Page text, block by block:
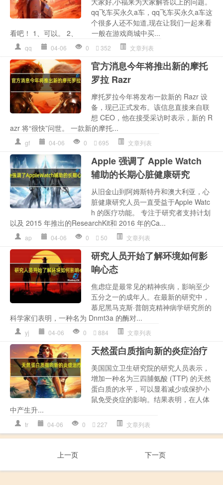
qq飞车买永久a车，qq飞车买永久a车这
个很多人还不知道,现在让我们一起来看
看吧！ 1、可以。 2、 一般在游戏商城中买...
qq 04-06 0 352 文章列表
官方消息今年将推出新的摩托
罗拉 Razr
摩托罗拉今年将发布一款新的 Razr 设
备，现已正式发布。该信息直接来自联
想 CEO，他在接受采访时表示，新的 R
azr 将“很快”问世。 一款新的摩托...
gf 04-06 0 695 文章列表
Apple 强调了 Apple Watch
辅助的长期心脏健康研究
从旧金山到阿姆斯特丹和澳大利亚，心
脏健康研究人员一直受益于Apple Watc
h 的医疗功能。 专注于研究者支持计划
以及 2015 年推出的ResearchKit和 2016 年的Ca...
ap 04-06 0 50 文章列表
研究人员开始了解环境如何影
响心态
焦虑症是最常见的精神疾病，影响至少
五分之一的成年人。在最新的研究中，
慕尼黑马克斯·普朗克精神病学研究所的
科学家们表明，一种名为 Dnmt3a 的酶对...
yj 04-06 0 884 文章列表
天然蛋白质指向新的炎症治疗
美国国立卫生研究院的研究人员表示，
增加一种名为三四脯氨酸 (TTP) 的天然
蛋白质的水平，可以显着减少或保护小
鼠免受炎症的影响。结果表明，在人体
中产生升...
tr 04-06 0 227 文章列表
上一页 下一页